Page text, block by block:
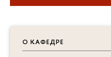
О КАФЕДРЕ